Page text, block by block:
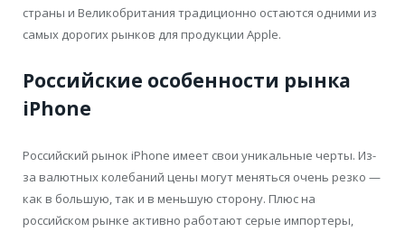
страны и Великобритания традиционно остаются одними из
самых дорогих рынков для продукции Apple.
Российские особенности рынка
iPhone
Российский рынок iPhone имеет свои уникальные черты. Из-
за валютных колебаний цены могут меняться очень резко —
как в большую, так и в меньшую сторону. Плюс на
российском рынке активно работают серые импортеры,